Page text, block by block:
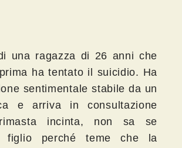
una ragazza di 26 anni che
ha tentato il suicidio. Ha
sentimentale stabile da un
e arriva in consultazione
incinta, non sa se
figlio perché teme che la